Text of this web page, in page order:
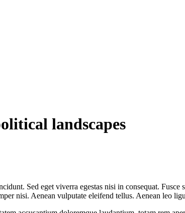
landscapes
Sed eget viverra egestas nisi in consequat.
nisi. Aenean vulputate eleifend tellus. Aenean leo